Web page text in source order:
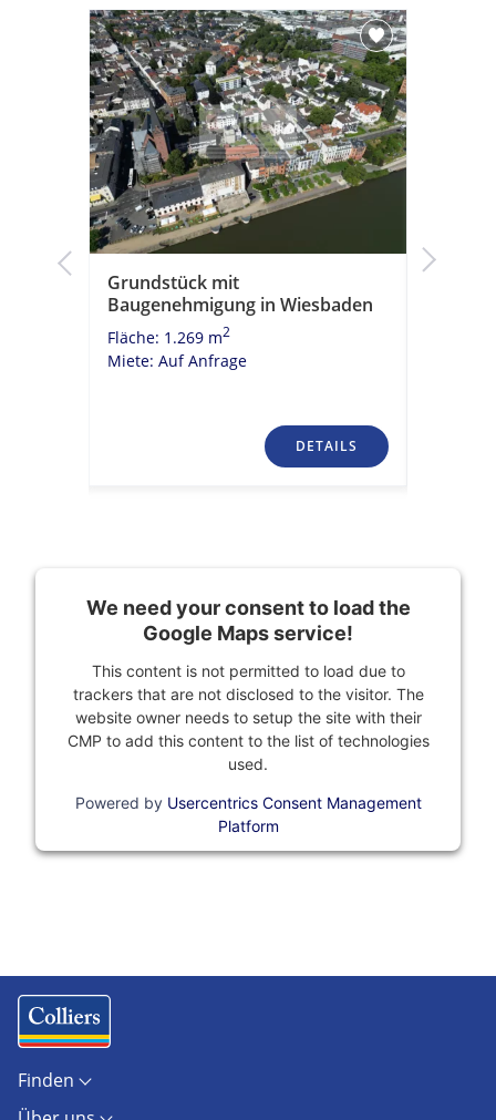
Grundstück mit
Baugenehmigung in Wiesbaden
Fläche: 1.269 m2
Miete: Auf Anfrage
DETAILS
We need your consent to load the
Google Maps service!
This content is not permitted to load due to
trackers that are not disclosed to the visitor. The
website owner needs to setup the site with their
CMP to add this content to the list of technologies
used.
Powered by Usercentrics Consent Management
Platform
Finden